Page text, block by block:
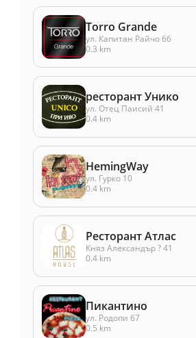
Torro Grande
ул. Капитан Райчо 66
0.3 km
ресторант Унико
ул. Отец Паисий 41
0.4 km
HemingWay
ул. Гурко 10
0.4 km
Ресторант Атлас
Княз Александър ? 41
0.4 km
Пикантино
ул. Родопи 67
0.5 km